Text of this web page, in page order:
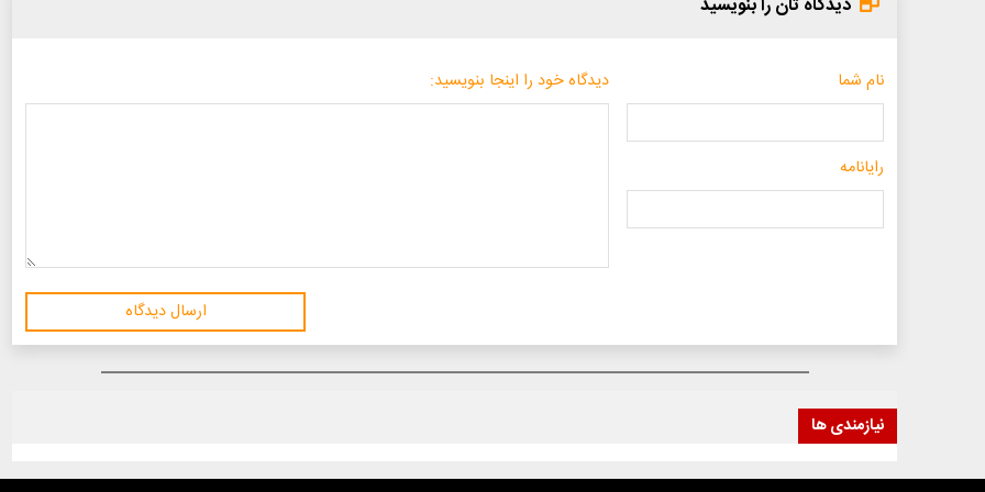
دیدگاه تان را بنویسید
نام شما
رایانامه
دیدگاه خود را اینجا بنویسید:
ارسال دیدگاه
نیازمندی ها